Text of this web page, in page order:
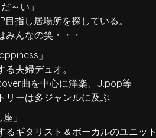
～い」
目指し居場所を探している。
みんなの笑・・・
」
る夫婦デュオ。
曲を中心に洋楽、J.pop等
リーは多ジャンルに及ぶ
」
るギタリスト＆ボーカルのユニット